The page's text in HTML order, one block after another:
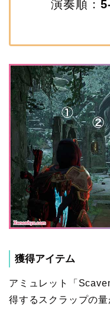
演奏順：
獲得アイテム
アミュレット「
得するスクラップの量